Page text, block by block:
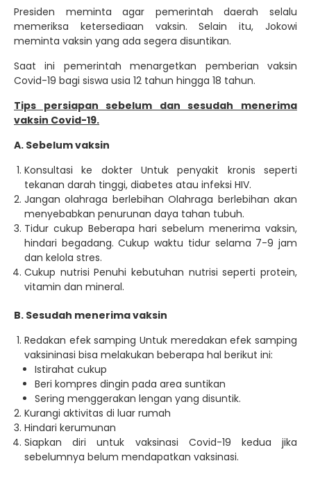
Presiden meminta agar pemerintah daerah selalu
memeriksa ketersediaan vaksin. Selain itu, Jokowi
meminta vaksin yang ada segera disuntikan.
Saat ini pemerintah menargetkan pemberian vaksin
Covid-19 bagi siswa usia 12 tahun hingga 18 tahun.
Tips persiapan sebelum dan sesudah menerima
vaksin Covid-19.
A. Sebelum vaksin
Konsultasi ke dokter Untuk penyakit kronis seperti
tekanan darah tinggi, diabetes atau infeksi HIV.
Jangan olahraga berlebihan Olahraga berlebihan akan
menyebabkan penurunan daya tahan tubuh.
Tidur cukup Beberapa hari sebelum menerima vaksin,
hindari begadang. Cukup waktu tidur selama 7-9 jam
dan kelola stres.
Cukup nutrisi Penuhi kebutuhan nutrisi seperti protein,
vitamin dan mineral.
B. Sesudah menerima vaksin
Redakan efek samping Untuk meredakan efek samping
vaksininasi bisa melakukan beberapa hal berikut ini:
Istirahat cukup
Beri kompres dingin pada area suntikan
Sering menggerakan lengan yang disuntik.
Kurangi aktivitas di luar rumah
Hindari kerumunan
Siapkan diri untuk vaksinasi Covid-19 kedua jika
sebelumnya belum mendapatkan vaksinasi.